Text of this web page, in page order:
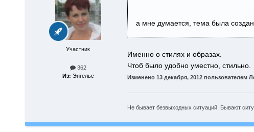
Участник
362
Из: Энгельс
а мне думается, тема была
Именно о стилях и образах.
Чтоб было удобно уместно, стильно.
Изменено 13 декабря, 2012пользователем
Не бывает безвыходных ситуаций. Бывают